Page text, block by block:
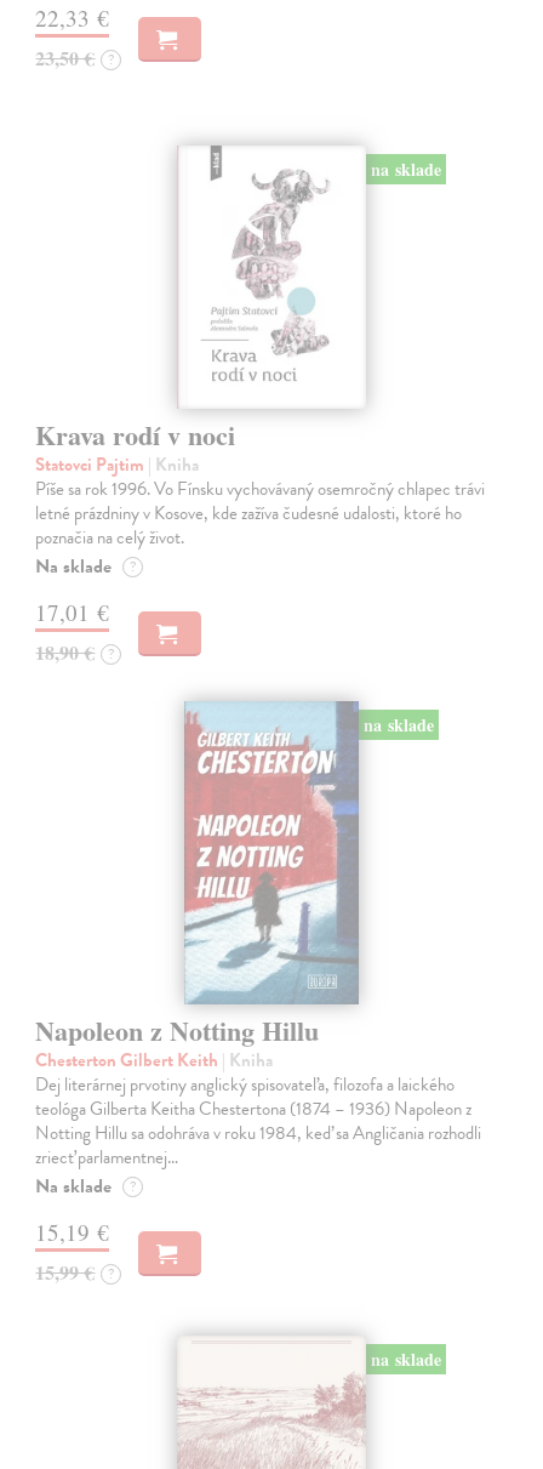
22,33 €
23,50 € ?
na sklade
Krava rodí v noci
Statovci Pajtim | Kniha
Píše sa rok 1996. Vo Fínsku vychovávaný osemročný chlapec trávi
letné prázdniny v Kosove, kde zažíva čudesné udalosti, ktoré ho
poznačia na celý život.
Na sklade ?
17,01 €
18,90 € ?
na sklade
Napoleon z Notting Hillu
Chesterton Gilbert Keith | Kniha
Dej literárnej prvotiny anglický spisovateľa, filozofa a laického
teológa Gilberta Keitha Chestertona (1874 – 1936) Napoleon z
Notting Hillu sa odohráva v roku 1984, keď sa Angličania rozhodli
zriecť parlamentnej…
Na sklade ?
15,19 €
15,99 € ?
na sklade